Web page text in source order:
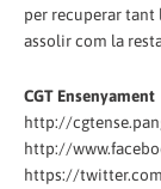
per recuperar
assolir com la
CGT Ensenyament
http://
http://
https://